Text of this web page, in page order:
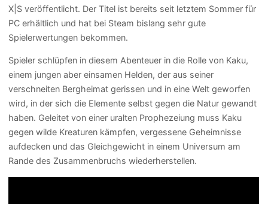
X|S veröffentlicht. Der Titel ist bereits seit letztem Sommer für
PC erhältlich und hat bei Steam bislang sehr gute
Spielerwertungen bekommen.
Spieler schlüpfen in diesem Abenteuer in die Rolle von Kaku,
einem jungen aber einsamen Helden, der aus seiner
verschneiten Bergheimat gerissen und in eine Welt geworfen
wird, in der sich die Elemente selbst gegen die Natur gewandt
haben. Geleitet von einer uralten Prophezeiung muss Kaku
gegen wilde Kreaturen kämpfen, vergessene Geheimnisse
aufdecken und das Gleichgewicht in einem Universum am
Rande des Zusammenbruchs wiederherstellen.